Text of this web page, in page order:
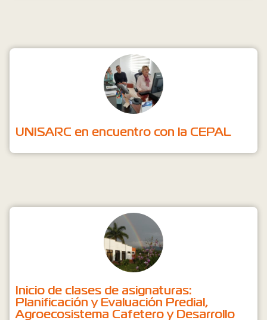
UNISARC en encuentro con la CEPAL
Inicio de clases de asignaturas:
Planificación y Evaluación Predial,
Agroecosistema Cafetero y Desarrollo